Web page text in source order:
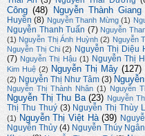
Công (48) Nguyễn Thành Giang
Huyền (8) Nguyễn Thanh Mừng (1)
Nguyễn Thanh Tuấn (7) Nguyễn
(1) Nguyễn Thị Ánh Huỳnh (2) Nguyễn
Nguyễn Thị Chi (2) Nguyễn Thị Diệu
(7) Nguyễn Thị Hậu (1) Nguyễn Thị
Kim Huệ (2) Nguyễn Thị Mây (127)
(2) Nguyễn Thị Như Tâm (3)
Nguyễn Thị Thành Nhân (1) Nguyễn
Nguyễn Thị Thu Ba (23) Nguyễn
Thị Thu Thuý (3) Nguyễn Thị Thùy
(1) Nguyễn Thị Việt Hà (39)
Nguyễn Thủy (4) Nguyễn Thúy Ngân